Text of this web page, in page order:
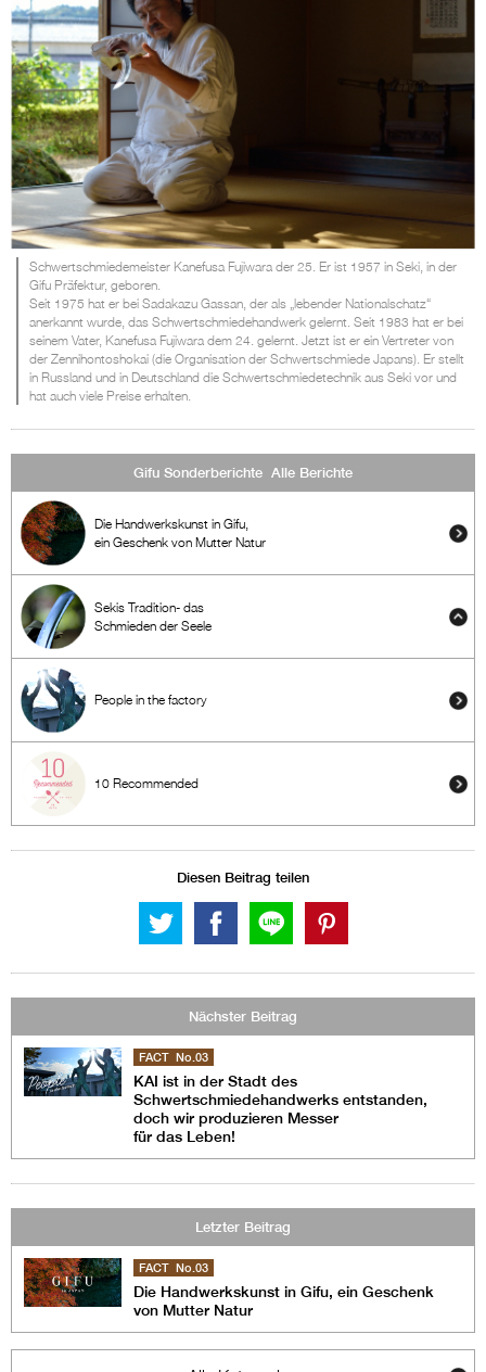
Schwertschmiedemeister Kanefusa Fujiwara der 25. Er ist 1957 in Seki, in der
Gifu Präfektur, geboren.
Seit 1975 hat er bei Sadakazu Gassan, der als „lebender Nationalschatz“
anerkannt wurde, das Schwertschmiedehandwerk gelernt. Seit 1983 hat er bei
seinem Vater, Kanefusa Fujiwara dem 24. gelernt. Jetzt ist er ein Vertreter von
der Zennihontoshokai (die Organisation der Schwertschmiede Japans). Er stellt
in Russland und in Deutschland die Schwertschmiedetechnik aus Seki vor und
hat auch viele Preise erhalten.
Gifu Sonderberichte Alle Berichte
Die Handwerkskunst in Gifu,
ein Geschenk von Mutter Natur
Sekis Tradition- das
Schmieden der Seele
People in the factory
10 Recommended
Diesen Beitrag teilen
Nächster Beitrag
FACT No.03
KAI ist in der Stadt des
Schwertschmiedehandwerks entstanden,
doch wir produzieren Messer
für das Leben!
Letzter Beitrag
FACT No.03
Die Handwerkskunst in Gifu, ein Geschenk
von Mutter Natur